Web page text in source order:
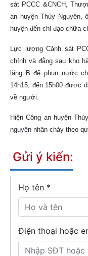
sát PCCC &CNCH,
an huyện Thủy Nguyên,
huyện đến chỉ đạo chữa
Lực lượng Cảnh sát
chính và đằng sau kho
lăng B để phun nước
14h15, đến 15h00 được
về người.
Hiện Công an huyện
nguyên nhân cháy theo
Gửi ý kiến:
Họ tên *
Điện thoại hoặc